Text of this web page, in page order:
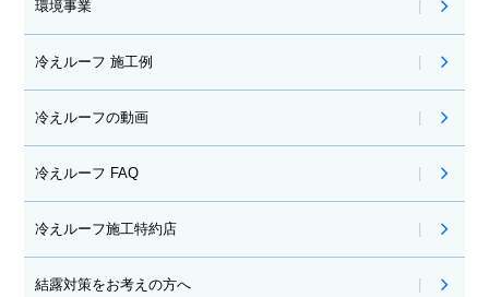
環境事業
冷えルーフ 施工例
冷えルーフの動画
冷えルーフ FAQ
冷えルーフ施工特約店
結露対策をお考えの方へ